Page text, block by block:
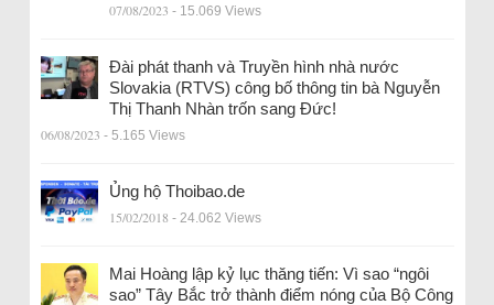
07/08/2023 - 15.069 Views
Đài phát thanh và Truyền hình nhà nước
Slovakia (RTVS) công bố thông tin bà Nguyễn
Thị Thanh Nhàn trốn sang Đức!
06/08/2023 - 5.165 Views
Ủng hộ Thoibao.de
15/02/2018 - 24.062 Views
Mai Hoàng lập kỷ lục thăng tiến: Vì sao “ngôi
sao” Tây Bắc trở thành điểm nóng của Bộ Công